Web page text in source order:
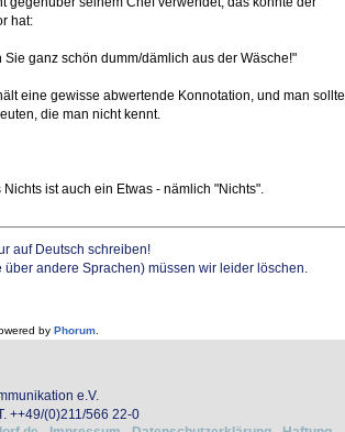
hat:
ganz schön dumm/dämlich aus der Wäsche!"
eine gewisse abwertende Konnotation, und man sollte
die man nicht kennt.
ist auch ein Etwas - nämlich "Nichts".
auf Deutsch schreiben!
andere Sprachen) müssen wir leider löschen.
by Phorum.
e.V.
++49/(0)211/566 22-0